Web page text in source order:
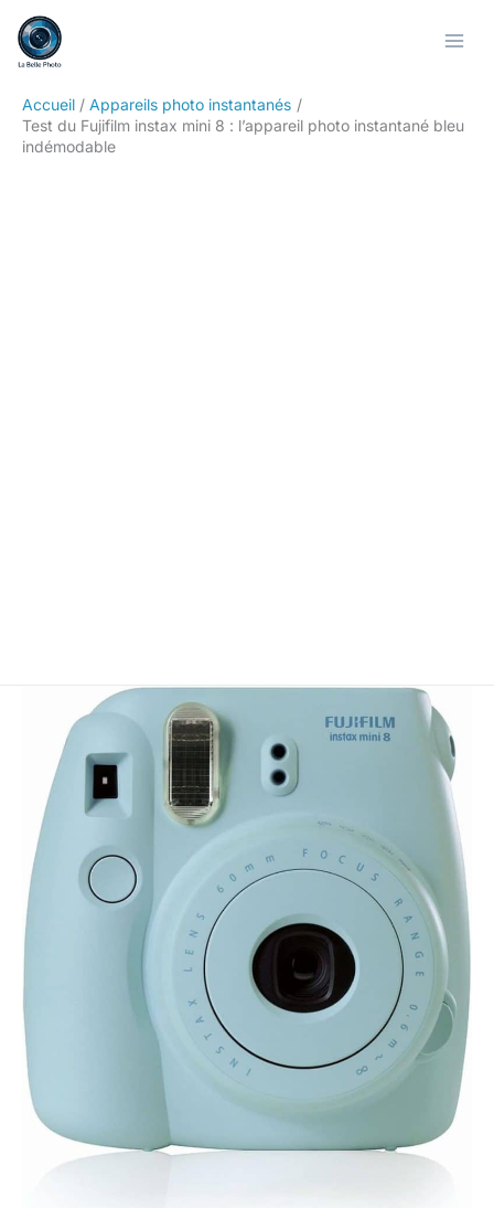
contenu
Accueil
Appareils photo instantanés
Test du Fujifilm instax mini 8 : l’appareil photo instantané bleu
indémodable
Rechercher